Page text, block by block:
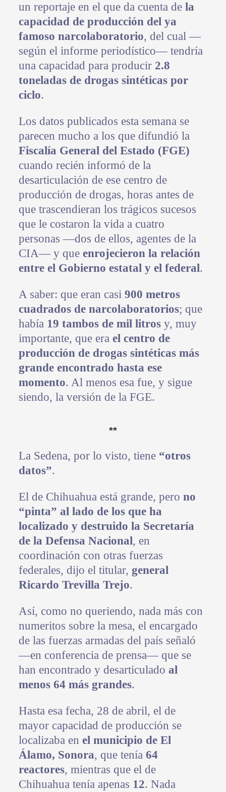
un reportaje en el que da cuenta de la
capacidad de producción del ya
famoso narcolaboratorio, del cual —
según el informe periodístico— tendría
una capacidad para producir 2.8
toneladas de drogas sintéticas por
ciclo.
Los datos publicados esta semana se
parecen mucho a los que difundió la
Fiscalía General del Estado (FGE)
cuando recién informó de la
desarticulación de ese centro de
producción de drogas, horas antes de
que trascendieran los trágicos sucesos
que le costaron la vida a cuatro
personas —dos de ellos, agentes de la
CIA— y que enrojecieron la relación
entre el Gobierno estatal y el federal.
A saber: que eran casi 900 metros
cuadrados de narcolaboratorios; que
había 19 tambos de mil litrosy, muy
importante, que era el centro de
producción de drogas sintéticas más
grande encontrado hasta ese
momento. Al menos esa fue, y sigue
siendo, la versión de la FGE.
**
La Sedena, por lo visto, tiene “otros
datos”.
El de Chihuahua está grande, pero no
“pinta” al lado de los que ha
localizado y destruido la Secretaría
de la Defensa Nacional, en
coordinación con otras fuerzas
federales, dijo el titular, general
Ricardo Trevilla Trejo.
Así, como no queriendo, nada más con
numeritos sobre la mesa, el encargado
de las fuerzas armadas del país señaló
—en conferencia de prensa— que se
han encontrado y desarticulado al
menos 64 más grandes.
Hasta esa fecha, 28 de abril, el de
mayor capacidad de producción se
localizaba en el municipio de El
Álamo, Sonora, que tenía 64
reactores, mientras que el de
Chihuahua tenía apenas 12. Nada